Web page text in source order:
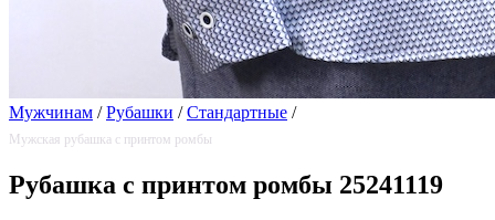
Мужчинам / Рубашки / Стандартные /
Мужская рубашка с принтом ромбы
Рубашка с принтом ромбы 25241119